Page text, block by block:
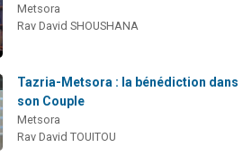
Metsora
Rav David SHOUSHANA
Tazria-Metsora : la bénédiction dans
son Couple
Metsora
Rav David TOUITOU